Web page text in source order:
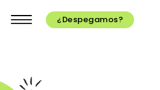
¿Despegamos?